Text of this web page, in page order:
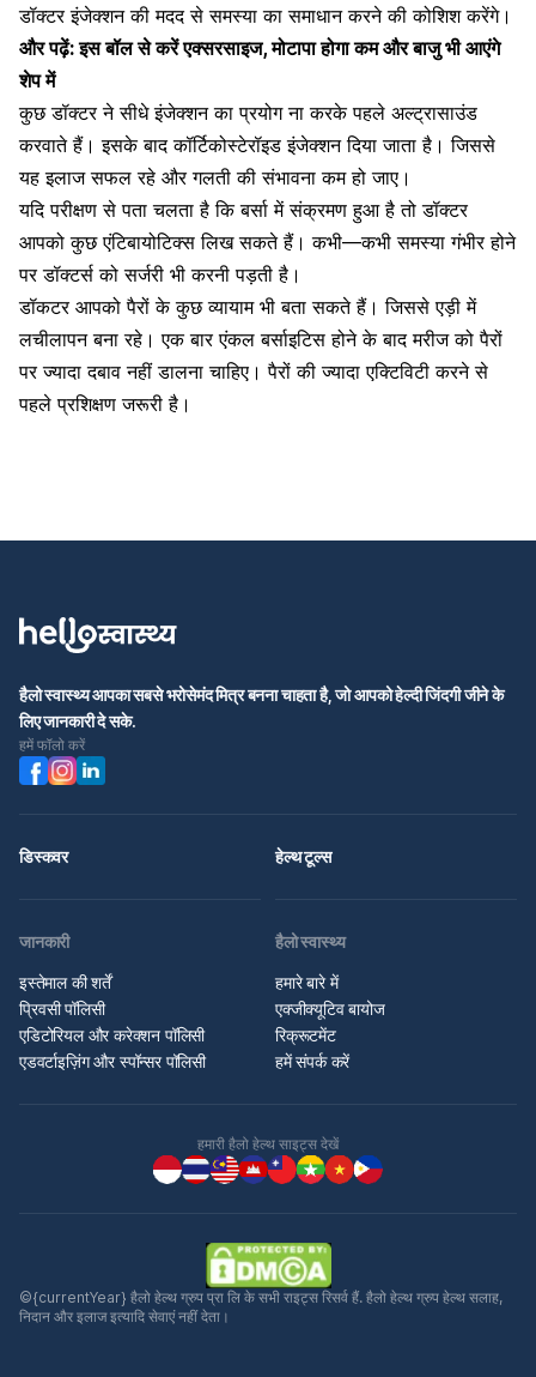
डॉक्टर इंजेक्शन की मदद से समस्या का समाधान करने की कोशिश करेंगे।
और पढ़ें:इस बॉल से करें एक्सरसाइज, मोटापा होगा कम और बाजु भी आएंगे
शेप में
कुछ डॉक्टर ने सीधे इंजेक्शन का प्रयोग ना करके पहले अल्ट्रासाउंड
करवाते हैं। इसके बाद कॉर्टिकोस्टेरॉइड इंजेक्शन दिया जाता है। जिससे
यह इलाज सफल रहे और गलती की संभावना कम हो जाए।
यदि परीक्षण से पता चलता है कि बर्सा में संक्रमण हुआ है तो डॉक्टर
आपको कुछ एंटिबायोटिक्स लिख सकते हैं। ​कभी—कभी समस्या गंभीर होने
पर डॉक्टर्स को सर्जरी भी करनी पड़ती है।
डॉकटर आपकोपैरों के कुछ व्यायामभी बता सकते हैं। जिससे एड़ी में
लचीलापन बना रहे। एक बार एंकल बर्साइटिस होने के बाद मरीज को पैरों
पर ज्यादा दबाव नहीं डालना चाहिए। पैरों की ज्यादा एक्टिविटी करने से
पहले प्रशिक्षण जरूरी है।
हैलो स्वास्थ्य आपका सबसे भरोसेमंद मित्र बनना चाहता है, जो आपको हेल्दी जिंदगी जीने के
लिए जानकारी दे सके.
हमें फॉलो करें
डिस्कवर हेल्थ टूल्स
जानकारी
इस्तेमाल की शर्तें
प्रिवसी पॉलिसी
एडिटोरियल और करेक्शन पॉलिसी
एडवर्टाइज़िंग और स्पॉन्सर पॉलिसी
हैलो स्वास्थ्य
हमारे बारे में
एक्जीक्यूटिव बायोज
रिक्रूटमेंट
हमें संपर्क करें
हमारी हैलो हेल्थ साइट्स देखें
©{currentYear} हैलो हेल्थ ग्रुप प्रा लि के सभी राइट्स रिसर्व हैं. हैलो हेल्थ ग्रुप हेल्थ सलाह,
निदान और इलाज इत्यादि सेवाएं नहीं देता।